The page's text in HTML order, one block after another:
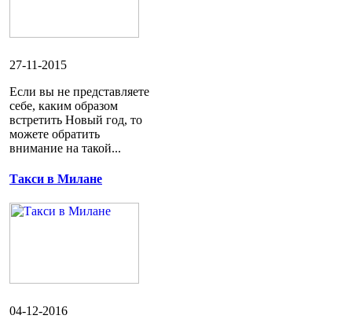
27-11-2015
Если вы не представляете
себе, каким образом
встретить Новый год, то
можете обратить
внимание на такой...
Такси в Милане
04-12-2016